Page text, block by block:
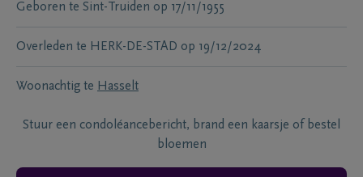
Geboren te Sint-Truiden op 17/11/1955
Overleden te HERK-DE-STAD op 19/12/2024
Woonachtig te Hasselt
Stuur een condoléancebericht, brand een kaarsje of bestel
bloemen